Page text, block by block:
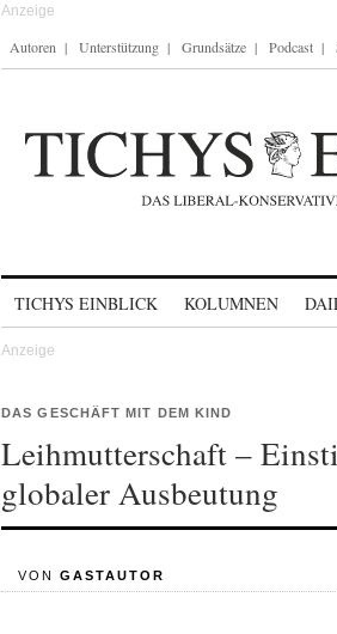
Autoren Unterstützung Grundsätze Podcast
TICHYS EINBLICK KOLUMNEN
DAS GESCHÄFT MIT DEM KIND
Leihmutterschaft –
globaler Ausbeutung
VON GASTAUTOR